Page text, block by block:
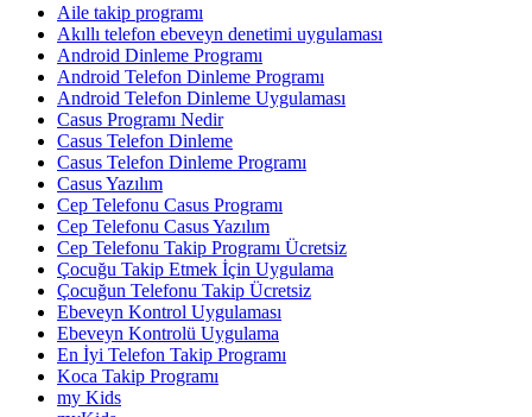
Aile takip programı
Akıllı telefon ebeveyn denetimi uygulaması
Android Dinleme Programı
Android Telefon Dinleme Programı
Android Telefon Dinleme Uygulaması
Casus Programı Nedir
Casus Telefon Dinleme
Casus Telefon Dinleme Programı
Casus Yazılım
Cep Telefonu Casus Programı
Cep Telefonu Casus Yazılım
Cep Telefonu Takip Programı Ücretsiz
Çocuğu Takip Etmek İçin Uygulama
Çocuğun Telefonu Takip Ücretsiz
Ebeveyn Kontrol Uygulaması
Ebeveyn Kontrolü Uygulama
En İyi Telefon Takip Programı
Koca Takip Programı
my Kids